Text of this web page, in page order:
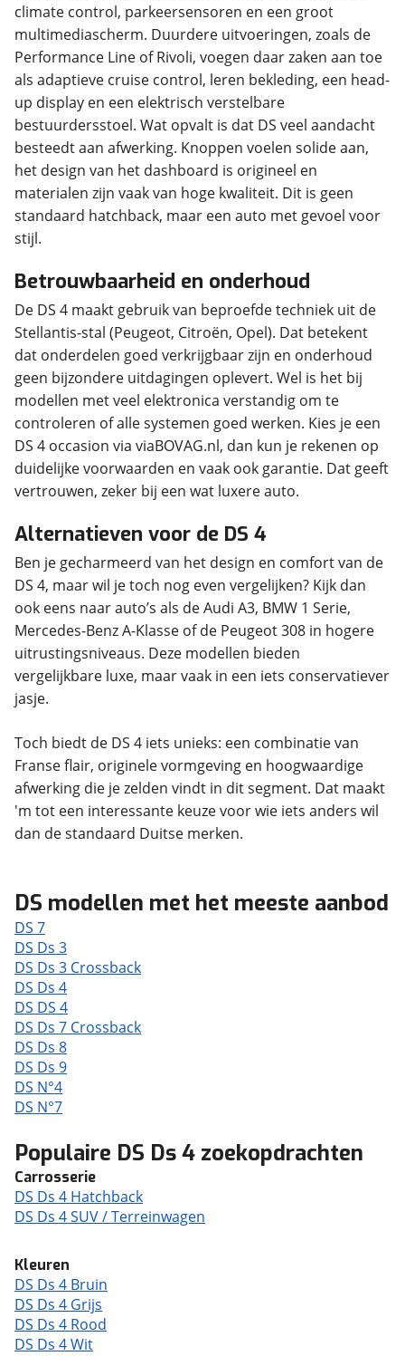
climate control, parkeersensoren en een groot
multimediascherm. Duurdere uitvoeringen, zoals de
Performance Line of Rivoli, voegen daar zaken aan toe
als adaptieve cruise control, leren bekleding, een head-
up display en een elektrisch verstelbare
bestuurdersstoel. Wat opvalt is dat DS veel aandacht
besteedt aan afwerking. Knoppen voelen solide aan,
het design van het dashboard is origineel en
materialen zijn vaak van hoge kwaliteit. Dit is geen
standaard hatchback, maar een auto met gevoel voor
stijl.
Betrouwbaarheid en onderhoud
De DS 4 maakt gebruik van beproefde techniek uit de
Stellantis-stal (Peugeot, Citroën, Opel). Dat betekent
dat onderdelen goed verkrijgbaar zijn en onderhoud
geen bijzondere uitdagingen oplevert. Wel is het bij
modellen met veel elektronica verstandig om te
controleren of alle systemen goed werken. Kies je een
DS 4 occasion via viaBOVAG.nl, dan kun je rekenen op
duidelijke voorwaarden en vaak ook garantie. Dat geeft
vertrouwen, zeker bij een wat luxere auto.
Alternatieven voor de DS 4
Ben je gecharmeerd van het design en comfort van de
DS 4, maar wil je toch nog even vergelijken? Kijk dan
ook eens naar auto’s als de Audi A3, BMW 1 Serie,
Mercedes-Benz A-Klasse of de Peugeot 308 in hogere
uitrustingsniveaus. Deze modellen bieden
vergelijkbare luxe, maar vaak in een iets conservatiever
jasje.
Toch biedt de DS 4 iets unieks: een combinatie van
Franse flair, originele vormgeving en hoogwaardige
afwerking die je zelden vindt in dit segment. Dat maakt
'm tot een interessante keuze voor wie iets anders wil
dan de standaard Duitse merken.
DS modellen met het meeste aanbod
DS 7
DS Ds 3
DS Ds 3 Crossback
DS Ds 4
DS DS 4
DS Ds 7 Crossback
DS Ds 8
DS Ds 9
DS N°4
DS N°7
Populaire DS Ds 4 zoekopdrachten
Carrosserie
DS Ds 4 Hatchback
DS Ds 4 SUV / Terreinwagen
Kleuren
DS Ds 4 Bruin
DS Ds 4 Grijs
DS Ds 4 Rood
DS Ds 4 Wit